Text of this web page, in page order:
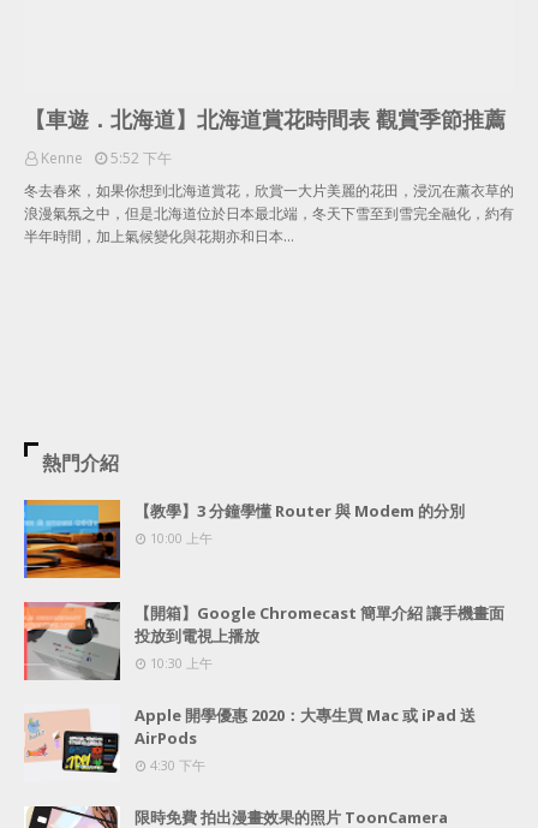
【車遊．北海道】北海道賞花時間表 觀賞季節推薦
Kenne
5:52 下午
冬去春來，如果你想到北海道賞花，欣賞一大片美麗的花田，浸沉在薰衣草的
浪漫氣氛之中，但是北海道位於日本最北端，冬天下雪至到雪完全融化，約有
半年時間，加上氣候變化與花期亦和日本…
熱門介紹
【教學】3 分鐘學懂 Router 與 Modem 的分別
10:00 上午
【開箱】Google Chromecast 簡單介紹 讓手機畫面
投放到電視上播放
10:30 上午
Apple 開學優惠 2020：大專生買 Mac 或 iPad 送
AirPods
4:30 下午
限時免費 拍出漫畫效果的照片 ToonCamera